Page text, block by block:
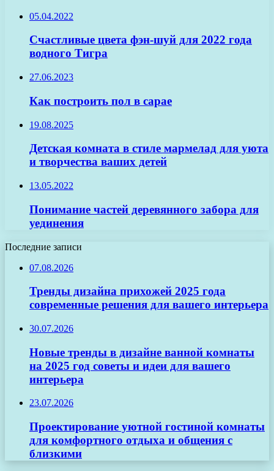
05.04.2022
Счастливые цвета фэн-шуй для 2022 года
водного Тигра
27.06.2023
Как построить пол в сарае
19.08.2025
Детская комната в стиле мармелад для уюта
и творчества ваших детей
13.05.2022
Понимание частей деревянного забора для
уединения
Последние записи
07.08.2026
Тренды дизайна прихожей 2025 года
современные решения для вашего интерьера
30.07.2026
Новые тренды в дизайне ванной комнаты
на 2025 год советы и идеи для вашего
интерьера
23.07.2026
Проектирование уютной гостиной комнаты
для комфортного отдыха и общения с
близкими